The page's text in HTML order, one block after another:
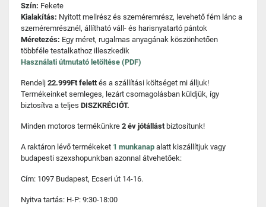
Szín: Fekete
Kialakítás: Nyitott mellrész és szeméremrész, levehető fém lánc a
szeméremrésznél, állítható váll- és harisnyatartó pántok
Méretezés: Egy méret, rugalmas anyagának köszönhetően
többféle testalkathoz illeszkedik
Használati útmutató letöltése (PDF)
Rendelj 22.999Ft felettés a szállítási költséget mi álljuk!
Termékeinket semleges, lezárt csomagolásban küldjük, így
biztosítva a teljes DISZKRÉCIÓT.
Minden motoros termékünkre 2 év jótállást biztosítunk!
A raktáron lévő termékeket 1 munkanap alatt kiszállítjuk vagy
budapesti szexshopunkban azonnal átvehetőek:
Cím: 1097 Budapest, Ecseri út 14-16.
Nyitva tartás: H-P: 9:30-18:00